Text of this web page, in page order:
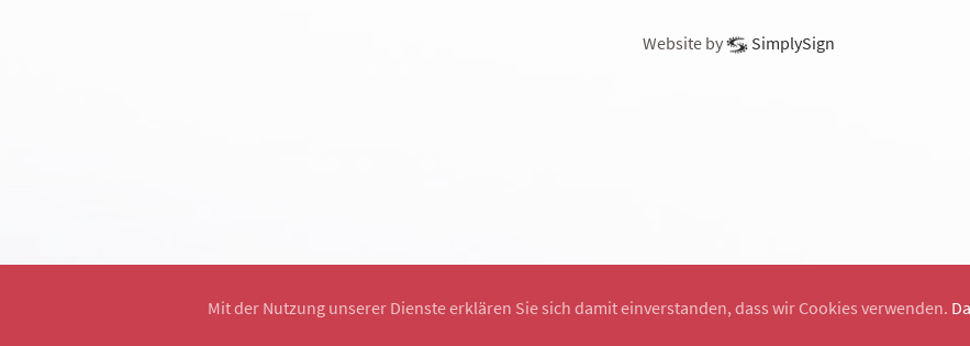
Website by SimplySign
Mit der Nutzung unserer Dienste erklären Sie sich damit einverstanden, dass wir Cookies verwenden.